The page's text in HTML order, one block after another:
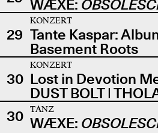
WÆXE:
29
KONZERT
Tante Kaspar:
Basement Roots
30
KONZERT
Lost in Devotion
DUST BOLT |
30
TANZ
WÆXE: